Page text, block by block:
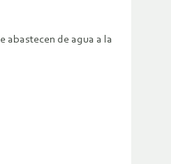
abastecen de agua a la